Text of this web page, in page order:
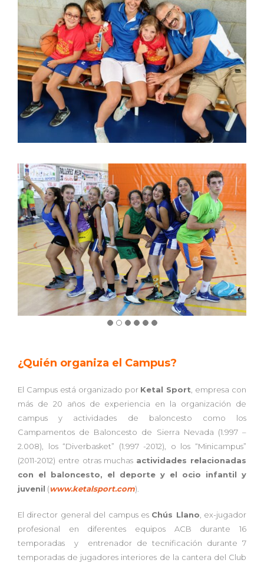
¿Quién organiza el Campus?
El Campus está organizado por Ketal Sport, empresa con
más de 20 años de experiencia en la organización de
campus y actividades de baloncesto como los
Campamentos de Baloncesto de Sierra Nevada (1.997 –
2.008), los “Diverbasket” (1.997 -2012), o los “Minicampus”
(2011-2012) entre otras muchas actividades relacionadas
con el baloncesto, el deporte y el ocio infantil y
juvenil (www.ketalsport.com).
El director general del campus es Chús Llano, ex-jugador
profesional en diferentes equipos ACB durante 16
temporadas y entrenador de tecnificación durante 7
temporadas de jugadores interiores de la cantera del Club